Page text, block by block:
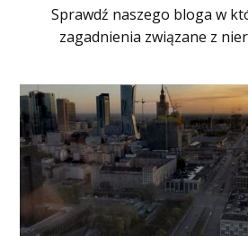
Sprawdź naszego bloga w
zagadnienia związane z